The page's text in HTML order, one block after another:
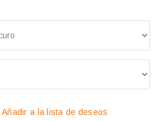
Añadir a la lista de deseos